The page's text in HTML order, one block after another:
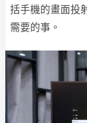
括手機的畫面投
需要的事。